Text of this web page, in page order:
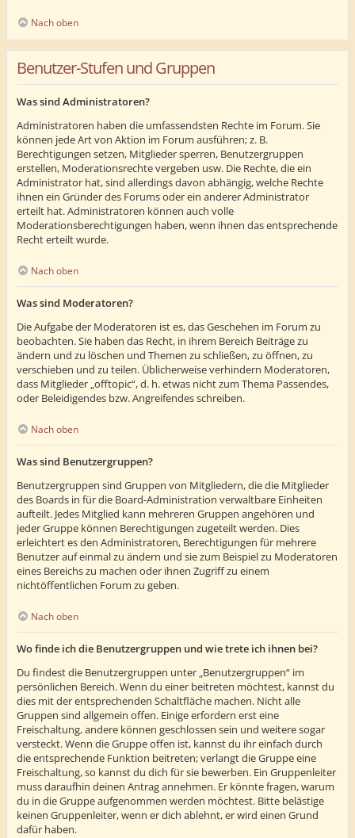
Nach oben
Benutzer-Stufen und Gruppen
Was sind Administratoren?
Administratoren haben die umfassendsten Rechte im Forum. Sie
können jede Art von Aktion im Forum ausführen; z. B.
Berechtigungen setzen, Mitglieder sperren, Benutzergruppen
erstellen, Moderationsrechte vergeben usw. Die Rechte, die ein
Administrator hat, sind allerdings davon abhängig, welche Rechte
ihnen ein Gründer des Forums oder ein anderer Administrator
erteilt hat. Administratoren können auch volle
Moderationsberechtigungen haben, wenn ihnen das entsprechende
Recht erteilt wurde.
Nach oben
Was sind Moderatoren?
Die Aufgabe der Moderatoren ist es, das Geschehen im Forum zu
beobachten. Sie haben das Recht, in ihrem Bereich Beiträge zu
ändern und zu löschen und Themen zu schließen, zu öffnen, zu
verschieben und zu teilen. Üblicherweise verhindern Moderatoren,
dass Mitglieder „offtopic“, d. h. etwas nicht zum Thema Passendes,
oder Beleidigendes bzw. Angreifendes schreiben.
Nach oben
Was sind Benutzergruppen?
Benutzergruppen sind Gruppen von Mitgliedern, die die Mitglieder
des Boards in für die Board-Administration verwaltbare Einheiten
aufteilt. Jedes Mitglied kann mehreren Gruppen angehören und
jeder Gruppe können Berechtigungen zugeteilt werden. Dies
erleichtert es den Administratoren, Berechtigungen für mehrere
Benutzer auf einmal zu ändern und sie zum Beispiel zu Moderatoren
eines Bereichs zu machen oder ihnen Zugriff zu einem
nichtöffentlichen Forum zu geben.
Nach oben
Wo finde ich die Benutzergruppen und wie trete ich ihnen bei?
Du findest die Benutzergruppen unter „Benutzergruppen“ im
persönlichen Bereich. Wenn du einer beitreten möchtest, kannst du
dies mit der entsprechenden Schaltfläche machen. Nicht alle
Gruppen sind allgemein offen. Einige erfordern erst eine
Freischaltung, andere können geschlossen sein und weitere sogar
versteckt. Wenn die Gruppe offen ist, kannst du ihr einfach durch
die entsprechende Funktion beitreten; verlangt die Gruppe eine
Freischaltung, so kannst du dich für sie bewerben. Ein Gruppenleiter
muss daraufhin deinen Antrag annehmen. Er könnte fragen, warum
du in die Gruppe aufgenommen werden möchtest. Bitte belästige
keinen Gruppenleiter, wenn er dich ablehnt, er wird einen Grund
dafür haben.